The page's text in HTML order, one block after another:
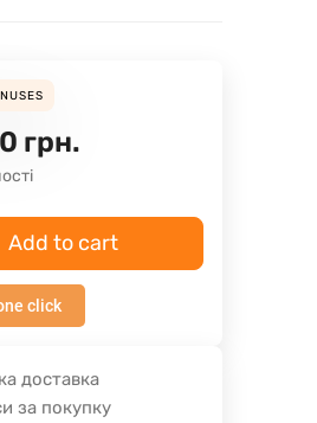
грн.
Add to cart
click
доставка
за покупку